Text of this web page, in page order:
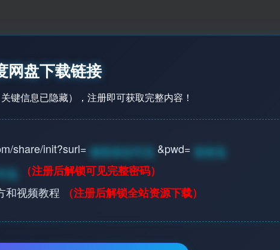
网盘下载链接
键信息已隐藏），注册即可获取完整内容！
share/init?surl= 请登录后可见 &pwd= 登录见
见
（注册后解锁可见完整密码）
和视频教程
（注册后解锁全站资源下载）